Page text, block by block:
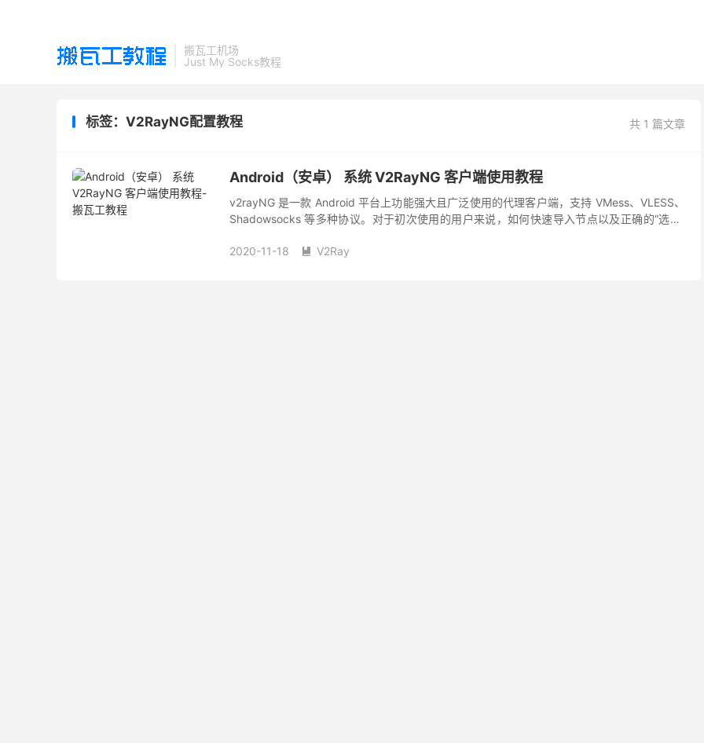
搬瓦工机场
Just My Socks教程
共 1 篇文章
标签：V2RayNG配置教程
Android（安卓） 系统 V2RayNG 客户端使用教程
v2rayNG 是一款 Android 平台上功能强大且广泛使用的代理客户端，支持 VMess、VLESS、
Shadowsocks 等多种协议。对于初次使用的用户来说，如何快速导入节点以及正确的“选中”
2020-11-18
 V2Ray